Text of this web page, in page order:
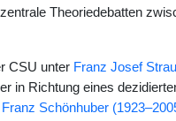
Theoriedebatten
CSU unter Franz Josef
in Richtung eines
Franz Schönhuber